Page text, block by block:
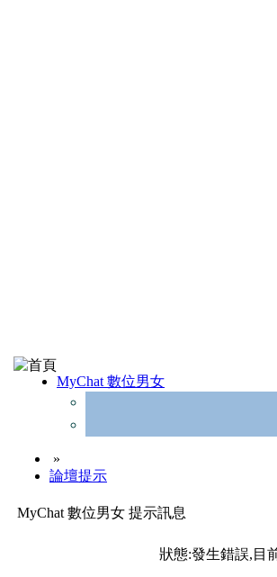
MyChat 數位男女
»
論壇提示
MyChat 數位男女 提示訊息
狀態:發生錯誤,目